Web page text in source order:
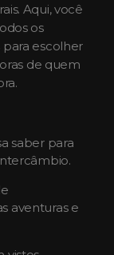
Aqui, você
os
escolher
de quem
saber para
aventuras e